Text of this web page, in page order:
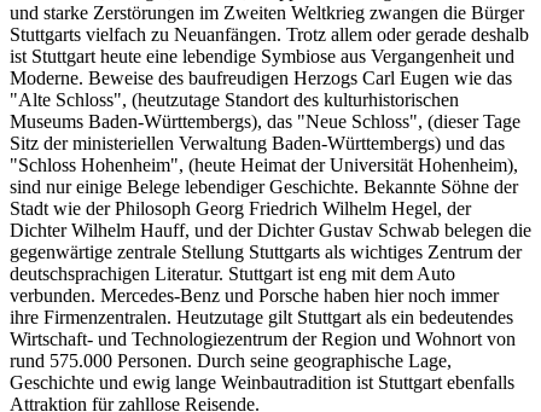
und starke Zerstörungen im Zweiten Weltkrieg zwangen die Bürger
Stuttgarts vielfach zu Neuanfängen. Trotz allem oder gerade deshalb
ist Stuttgart heute eine lebendige Symbiose aus Vergangenheit und
Moderne. Beweise des baufreudigen Herzogs Carl Eugen wie das
"Alte Schloss", (heutzutage Standort des kulturhistorischen
Museums Baden-Württembergs), das "Neue Schloss", (dieser Tage
Sitz der ministeriellen Verwaltung Baden-Württembergs) und das
"Schloss Hohenheim", (heute Heimat der Universität Hohenheim),
sind nur einige Belege lebendiger Geschichte. Bekannte Söhne der
Stadt wie der Philosoph Georg Friedrich Wilhelm Hegel, der
Dichter Wilhelm Hauff, und der Dichter Gustav Schwab belegen die
gegenwärtige zentrale Stellung Stuttgarts als wichtiges Zentrum der
deutschsprachigen Literatur. Stuttgart ist eng mit dem Auto
verbunden. Mercedes-Benz und Porsche haben hier noch immer
ihre Firmenzentralen. Heutzutage gilt Stuttgart als ein bedeutendes
Wirtschaft- und Technologiezentrum der Region und Wohnort von
rund 575.000 Personen. Durch seine geographische Lage,
Geschichte und ewig lange Weinbautradition ist Stuttgart ebenfalls
Attraktion für zahllose Reisende.